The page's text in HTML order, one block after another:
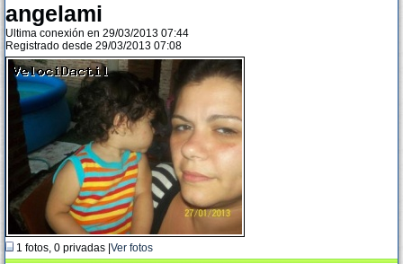
angelami
Ultima conexión en 29/03/2013 07:44
Registrado desde 29/03/2013 07:08
1 fotos, 0 privadas | Ver fotos